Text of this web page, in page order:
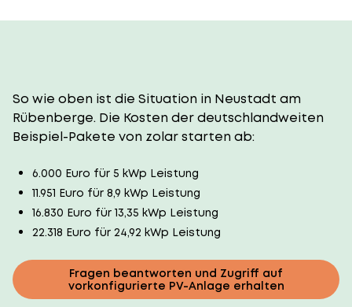
So wie oben ist die Situation in Neustadt am
Rübenberge. Die Kosten der deutschlandweiten
Beispiel-Pakete von zolar starten ab:
6.000 Euro für 5 kWp Leistung
11.951 Euro für 8,9 kWp Leistung
16.830 Euro für 13,35 kWp Leistung
22.318 Euro für 24,92 kWp Leistung
Fragen beantworten und Zugriff auf
vorkonfigurierte PV-Anlage erhalten